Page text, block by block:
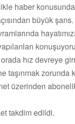
haber
büyük
hız devreye
taşınmak zorunda
üzerinden
takdim edildi.